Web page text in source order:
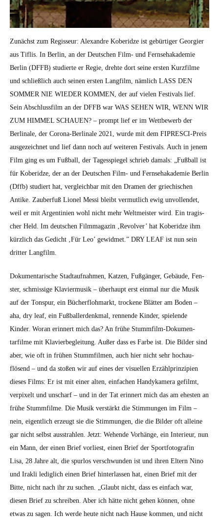
Zunächst zum Regis­seur: Alexan­dre Koberidze ist gebür­tiger Georgi­er
aus Tiflis. In Berlin, an der Deutschen Film- und Fernse­hakademie
Berlin (DFFB) studierte er Regie, drehte dort seine ersten Kurz­filme
und schließlich auch seinen ersten Lang­film, näm­lich LASS DEN
SOMMER NIE WIEDER KOMMEN, der auf vie­len Fes­ti­vals lief.
Sein Abschlussfilm an der DFFB war WAS SEHEN WIR, WENN WIR
ZUM HIMMEL SCHAUEN? – prompt lief er im Wet­tbe­werb der
Berli­nale, der Coro­na-Berli­nale 2021, wurde mit dem FIPRESCI-Preis
aus­geze­ich­net und lief dann noch auf weit­eren Fes­ti­vals. Auch in jen­em
Film ging es um Fußball, der Tagesspiegel schrieb damals: „Fußball ist
für Koberidze, der an der Deutschen Film- und Fernse­hakademie Berlin
(Dffb) studiert hat, ver­gle­ich­bar mit den Dra­men der griechis­chen
Antike. Zauber­fuß Lionel Mes­si bleibt ver­mut­lich ewig unvol­len­det,
weil er mit Argen­tinien wohl nicht mehr Welt­meis­ter wird. Ein tragis­
ch­er Held. Im deutschen Film­magazin ‚Revolver’ hat Koberidze ihm
kür­zlich das Gedicht ‚Für Leo’ gewid­met.” DRY LEAF ist nun sein
drit­ter Lang­film.
Doku­men­tarische Stad­tauf­nah­men, Katzen, Fußgänger, Gebäude, Fen­
ster, schmis­sige Klavier­musik – über­haupt erst ein­mal nur die Musik
auf der Ton­spur, ein Bücher­flohmarkt, trock­ene Blät­ter am Boden –
aha, dry leaf, ein Fußballer­denkmal, ren­nende Kinder, spie­lende
Kinder. Woran erin­nert mich das? An frühe Stumm­film-Doku­men­
tarfilme mit Klavier­be­gleitung. Außer dass es Farbe ist. Die Bilder sind
aber, wie oft in frühen Stumm­fil­men, auch hier nicht sehr hochau­
flösend – und da stoßen wir auf eines der visuellen Erzähl­prinzip­i­en
dieses Films: Er ist mit ein­er alten, ein­fachen Handykam­era gefilmt,
ver­pix­elt und unscharf – und in der Tat erin­nert mich das am ehesten an
frühe Stumm­filme. Die Musik ver­stärkt die Stim­mungen im Film –
nein, eigentlich erzeugt sie die Stim­mungen, die die Bilder oft alleine
gar nicht selb­st ausstrahlen. Jet­zt: Wehende Vorhänge, ein Interieur, nun
ein Mann, der einen Brief vor­li­est, einen Brief der Sport­fo­tografin
Lisa, 28 Jahre alt, die spur­los ver­schwun­den ist und ihren Eltern Nino
und Irak­li lediglich einen Brief hin­ter­lassen hat, einen Brief mit der
Bitte, nicht nach ihr zu suchen. „Glaubt nicht, dass es ein­fach war,
diesen Brief zu schreiben. Aber ich hätte nicht gehen kön­nen, ohne
etwas zu sagen. Ich werde heute nicht nach Hause kom­men, und nicht